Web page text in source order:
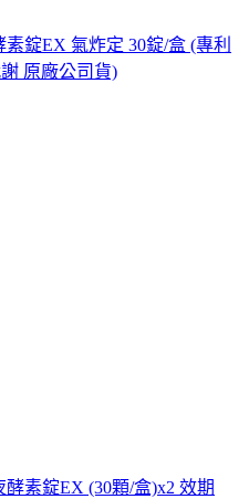
錠EX 氣炸定 30錠/盒 (專利
原廠公司貨)
素錠EX (30顆/盒)x2 效期